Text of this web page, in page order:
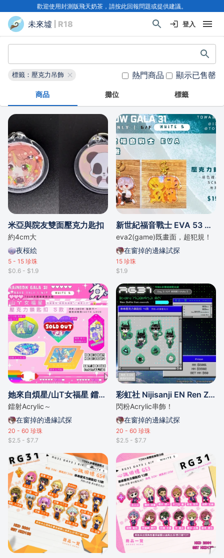
歡迎使用封測版飛天奶茶，請按此回報問題或提供建議。
未來墟 | R18 登入
標籤：壓克力吊飾 熱門商品 顯示已售罄
商品 攤位 標籤
米亞與院友雙面壓克力匙扣
約4cm大
夜桜絵
5 - 15 珍珠
$0.6 - $1.9
新世紀福音戰士 EVA 53 渚薰 真嗣 吊飾
eva2(game)既畫面，超犯規！
在窗掉的邊緣試探
15 珍珠
$1.9
她來自煩星/山T女福星 鐳射吊飾
鐳射Acrylic～
在窗掉的邊緣試探
20 - 60 珍珠
$2.5 - $7.7
彩虹社 Nijisanji EN Ren Zotto 串飾
閃粉Acrylic串飾！
在窗掉的邊緣試探
20 - 60 珍珠
$2.5 - $7.7